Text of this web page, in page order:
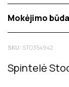
Mokėjimo
SKU: STO354942
Spintelė